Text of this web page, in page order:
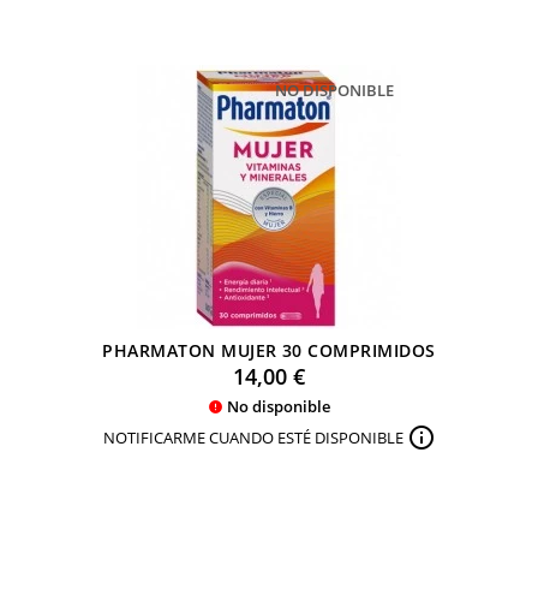
PHARMATON MUJER 30 COMPRIMIDOS
Precio
14,00 €
 No disponible
NOTIFICARME CUANDO ESTÉ DISPONIBLE 
NO DISPONIBLE